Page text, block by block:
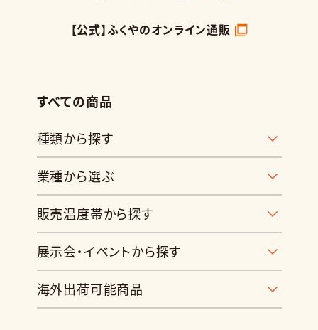
【公式】ふくやのオンライン通販
すべての商品
種類から探す
業種から選ぶ
販売温度帯から探す
展示会・イベントから探す
海外出荷可能商品